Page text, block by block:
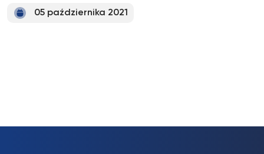
05 października 2021